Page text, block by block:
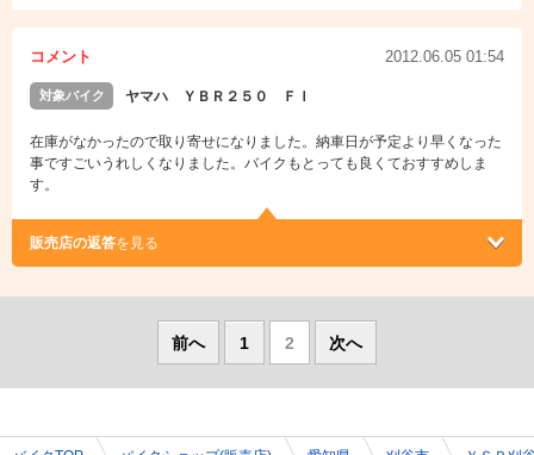
コメント 2012.06.05 01:54
対象バイク ヤマハ ＹＢＲ２５０ ＦＩ
在庫がなかったので取り寄せになりました。納車日が予定より早くなった
事ですごいうれしくなりました。バイクもとっても良くておすすめしま
す。
販売店の返答を見る
前へ 1 2 次へ